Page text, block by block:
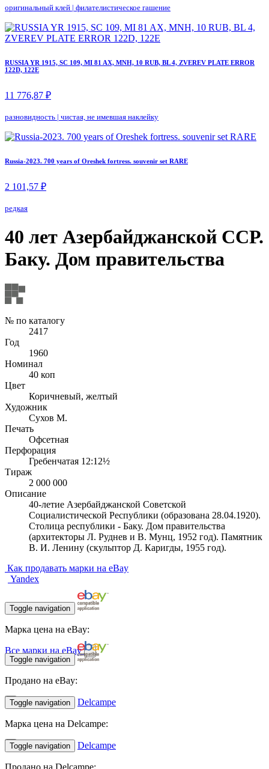
оригинальный клей | филателистическое гашение
RUSSIA YR 1915, SC 109, MI 81 AX, MNH, 10 RUB, BL 4, ZVEREV PLATE ERROR
122D, 122E
11 776,87 ₽
разновидность | чистая, не имевшая наклейку
Russia-2023. 700 years of Oreshek fortress. souvenir set RARE
2 101,57 ₽
редкая
40 лет Азербайджанской ССР.
Баку. Дом правительства
№ по каталогу
2417
Год
1960
Номинал
40 коп
Цвет
Коричневый, желтый
Художник
Сухов М.
Печать
Офсетная
Перфорация
Гребенчатая 12:12½
Тираж
2 000 000
Описание
40-летие Азербайджанской Советской
Социалистической Республики (образована 28.04.1920).
Столица республики - Баку. Дом правительства
(архитекторы Л. Руднев и В. Мунц, 1952 год). Памятник
В. И. Ленину (скульптор Д. Каригды, 1955 год).
Как продавать марки на eBay
Yandex
Toggle navigation
Марка цена на eBay:
Все марки на eBay
Toggle navigation
Продано на eBay:
Toggle navigation Delcampe
Марка цена на Delcampe:
Toggle navigation Delcampe
Продано на Delcampe: